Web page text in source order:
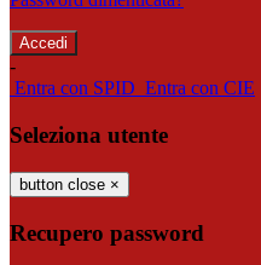
-
Entra con SPID Entra con CIE
Seleziona utente
button close ×
Recupero password